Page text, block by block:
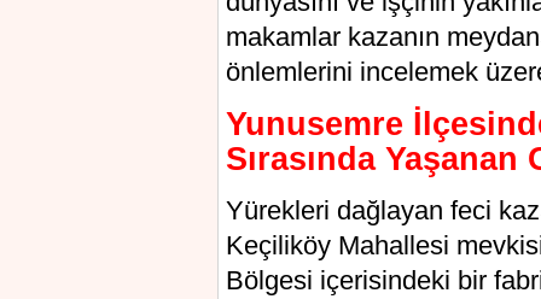
makamlar kazanın
önlemlerini incelemek
Yunusemre
Sırasında Yaşanan
Yürekleri dağlayan feci
Keçiliköy Mahallesi
Bölgesi içerisindeki bir